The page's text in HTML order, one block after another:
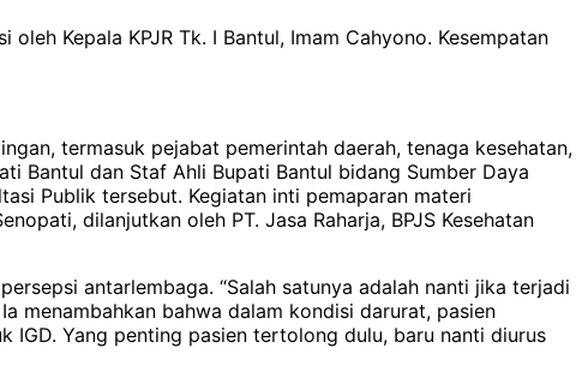
Kepala KPJR Tk. I Bantul, Imam Cahyono. Kesempatan
termasuk pejabat pemerintah daerah, tenaga kesehatan,
Bantul dan Staf Ahli Bupati Bantul bidang Sumber Daya
Publik tersebut. Kegiatan inti pemaparan materi
dilanjutkan oleh PT. Jasa Raharja, BPJS Kesehatan
antarlembaga. “Salah satunya adalah nanti jika terjadi
menambahkan bahwa dalam kondisi darurat, pasien
IGD. Yang penting pasien tertolong dulu, baru nanti diurus